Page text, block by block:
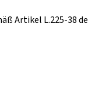
Artikel L.225-38